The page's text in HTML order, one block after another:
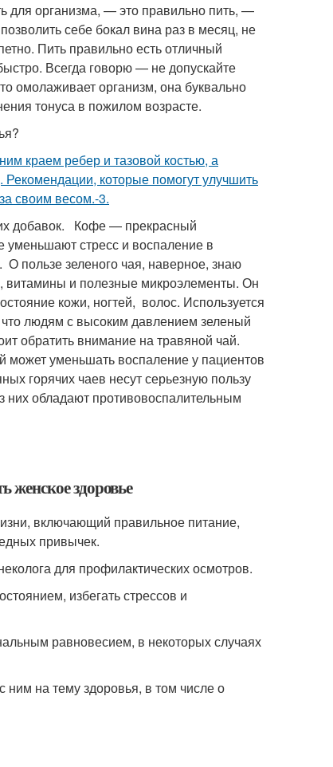
для организма, — это правильно пить, —
себе бокал вина раз в месяц, не
Пить правильно есть отличный
Всегда говорю — не допускайте
омолаживает организм, она буквально
тонуса в пожилом возрасте.
краем ребер и тазовой костью, а
которые помогут улучшить
своим весом.-3.
добавок. Кофе — прекрасный
уменьшают стресс и воспаление в
пользе зеленого чая, наверное, знаю
витамины и полезные микроэлементы. Он
кожи, ногтей, волос. Используется
людям с высоким давлением зеленый
обратить внимание на травяной чай.
может уменьшать воспаление у пациентов
горячих чаев несут серьезную пользу
них обладают противовоспалительным
женское здоровье
включающий правильное питание,
привычек.
для профилактических осмотров.
избегать стрессов и
равновесием, в некоторых случаях
на тему здоровья, в том числе о